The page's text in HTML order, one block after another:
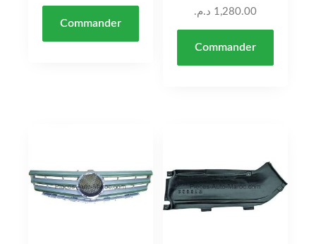
Commander
1,280.00 د.م.
Commander